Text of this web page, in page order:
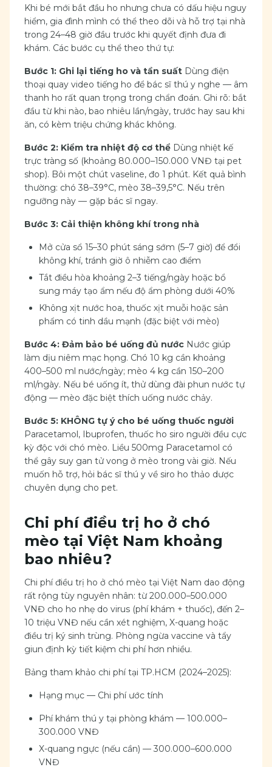
Khi bé mới bắt đầu ho nhưng chưa có dấu hiệu nguy
hiểm, gia đình mình có thể theo dõi và hỗ trợ tại nhà
trong 24–48 giờ đầu trước khi quyết định đưa đi
khám. Các bước cụ thể theo thứ tự:
Bước 1: Ghi lại tiếng ho và tần suất Dùng điện
thoại quay video tiếng ho để bác sĩ thú y nghe — âm
thanh ho rất quan trọng trong chẩn đoán. Ghi rõ: bắt
đầu từ khi nào, bao nhiêu lần/ngày, trước hay sau khi
ăn, có kèm triệu chứng khác không.
Bước 2: Kiểm tra nhiệt độ cơ thể Dùng nhiệt kế
trực tràng số (khoảng 80.000–150.000 VNĐ tại pet
shop). Bôi một chút vaseline, đo 1 phút. Kết quả bình
thường: chó 38–39°C, mèo 38–39,5°C. Nếu trên
ngưỡng này — gặp bác sĩ ngay.
Bước 3: Cải thiện không khí trong nhà
Mở cửa sổ 15–30 phút sáng sớm (5–7 giờ) để đổi
không khí, tránh giờ ô nhiễm cao điểm
Tắt điều hòa khoảng 2–3 tiếng/ngày hoặc bổ
sung máy tạo ẩm nếu độ ẩm phòng dưới 40%
Không xịt nước hoa, thuốc xịt muỗi hoặc sản
phẩm có tinh dầu mạnh (đặc biệt với mèo)
Bước 4: Đảm bảo bé uống đủ nước Nước giúp
làm dịu niêm mạc họng. Chó 10 kg cần khoảng
400–500 ml nước/ngày; mèo 4 kg cần 150–200
ml/ngày. Nếu bé uống ít, thử dùng đài phun nước tự
động — mèo đặc biệt thích uống nước chảy.
Bước 5: KHÔNG tự ý cho bé uống thuốc người
Paracetamol, Ibuprofen, thuốc ho siro người đều cực
kỳ độc với chó mèo. Liều 500mg Paracetamol có
thể gây suy gan tử vong ở mèo trong vài giờ. Nếu
muốn hỗ trợ, hỏi bác sĩ thú y về siro ho thảo dược
chuyên dụng cho pet.
Chi phí điều trị ho ở chó
mèo tại Việt Nam khoảng
bao nhiêu?
Chi phí điều trị ho ở chó mèo tại Việt Nam dao động
rất rộng tùy nguyên nhân: từ 200.000–500.000
VNĐ cho ho nhẹ do virus (phí khám + thuốc), đến 2–
10 triệu VNĐ nếu cần xét nghiệm, X-quang hoặc
điều trị ký sinh trùng. Phòng ngừa vaccine và tẩy
giun định kỳ tiết kiệm chi phí hơn nhiều.
Bảng tham khảo chi phí tại TP.HCM (2024–2025):
Hạng mục — Chi phí ước tính
Phí khám thú y tại phòng khám — 100.000–
300.000 VNĐ
X-quang ngực (nếu cần) — 300.000–600.000
VNĐ